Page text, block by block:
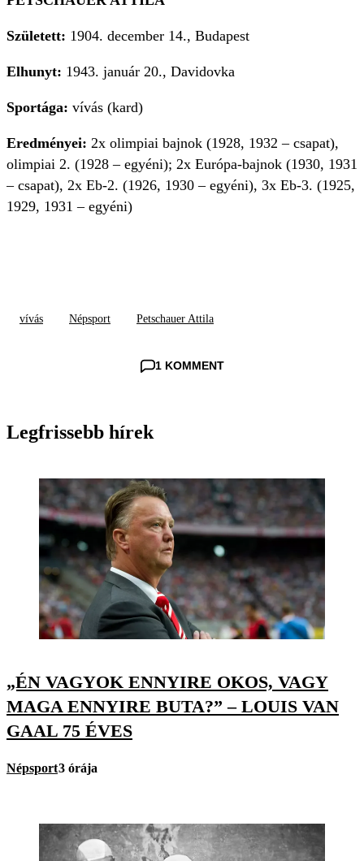
Született: 1904. december 14., Budapest
Elhunyt: 1943. január 20., Davidovka
Sportága: vívás (kard)
Eredményei: 2x olimpiai bajnok (1928, 1932 – csapat),
olimpiai 2. (1928 – egyéni); 2x Európa-bajnok (1930, 1931
– csapat), 2x Eb-2. (1926, 1930 – egyéni), 3x Eb-3. (1925,
1929, 1931 – egyéni)
vívás Népsport Petschauer Attila
1 KOMMENT
Legfrissebb hírek
„ÉN VAGYOK ENNYIRE OKOS, VAGY
MAGA ENNYIRE BUTA?” – LOUIS VAN
GAAL 75 ÉVES
Népsport3 órája